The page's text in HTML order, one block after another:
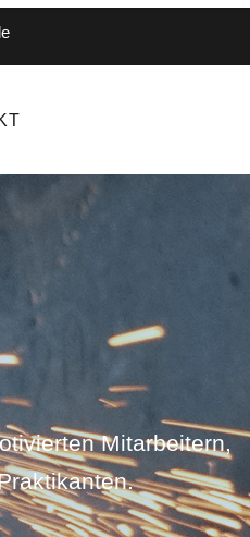
Mitarbeitern,